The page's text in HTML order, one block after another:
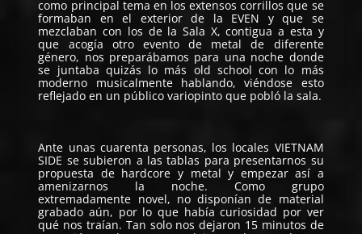
como principal tema en los extensos corrillos que se
formaban en el exterior de la EVEN y que se
mezclaban con los de la Sala X, contigua a esta y
que acogía otro evento de metal de diferente
género, nos preparábamos para una noche donde
se juntaba quizás lo más old school con lo más
moderno musicalmente hablando, viéndose esto
reflejado en un público variopinto que pobló la sala.
Ante unas cuarenta personas, los locales VIETNAM
SIDE se subieron a las tablas para presentarnos su
propuesta de hardcore y metal y empezar así a
amenizarnos la noche. Como grupo
extremadamente novel, no disponían de material
grabado aún, por lo que había curiosidad por ver
qué nos traían. Tan solo nos dejaron 15 minutos de